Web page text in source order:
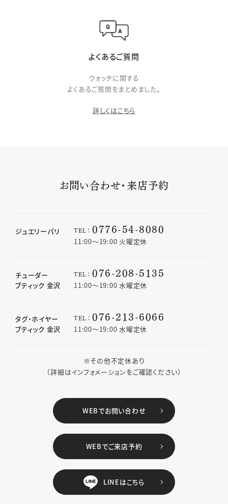
よくあるご質問
ウォッチに関する
よくあるご質問をまとめました。
詳しくはこちら
お問い合わせ・来店予約
ジュエリーパリ TEL： 0776-54-8080
11:00〜19:00 火曜定休
チューダー
ブティック 金沢
TEL： 076-208-5135
11:00〜19:00 水曜定休
タグ・ホイヤー
ブティック 金沢
TEL： 076-213-6066
11:00〜19:00 水曜定休
※その他不定休あり
（詳細はインフォメーションをご確認ください）
WEBでお問い合わせ
WEBでご来店予約
LINEはこちら